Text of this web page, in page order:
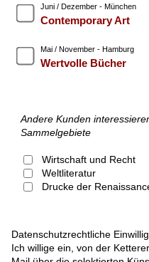
Juni / Dezember - München
Contemporary Art
Mai / November - Hamburg
Wertvolle Bücher
Andere Kunden
Sammelgebiete
Wirtschaft und Recht
Weltliteratur
Drucke der
Datenschutzrechtliche
Ich willige ein, von der